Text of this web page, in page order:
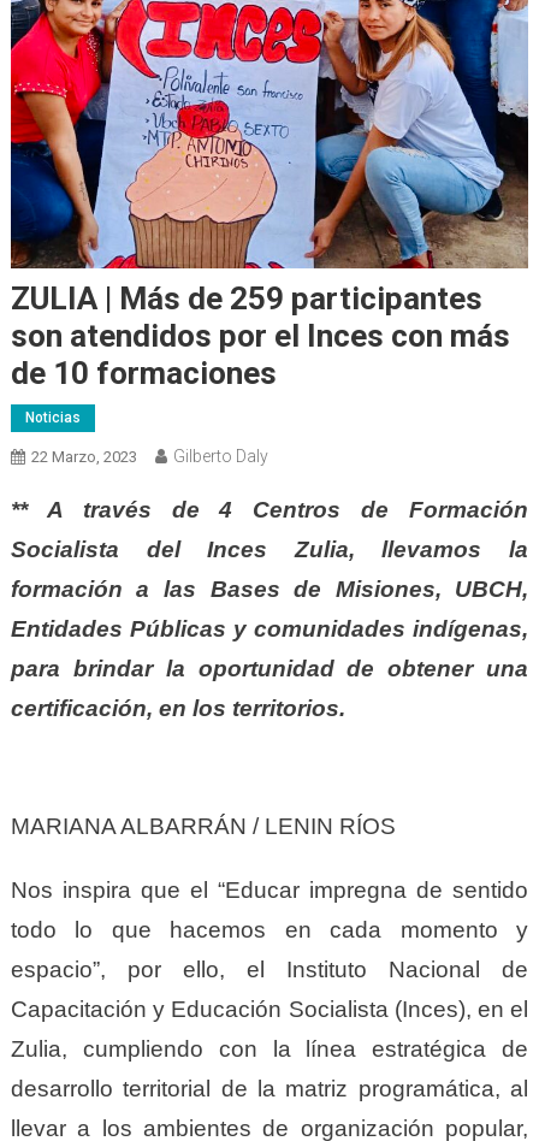
ZULIA | Más de 259 participantes
son atendidos por el Inces con más
de 10 formaciones
Noticias
22 Marzo, 2023 Gilberto Daly
** A través de 4 Centros de Formación
Socialista del Inces Zulia, llevamos la
formación a las Bases de Misiones, UBCH,
Entidades Públicas y comunidades indígenas,
para brindar la oportunidad de obtener una
certificación, en los territorios.
MARIANA ALBARRÁN / LENIN RÍOS
Nos inspira que el “Educar impregna de sentido
todo lo que hacemos en cada momento y
espacio”, por ello, el Instituto Nacional de
Capacitación y Educación Socialista (Inces), en el
Zulia, cumpliendo con la línea estratégica de
desarrollo territorial de la matriz programática, al
llevar a los ambientes de organización popular,